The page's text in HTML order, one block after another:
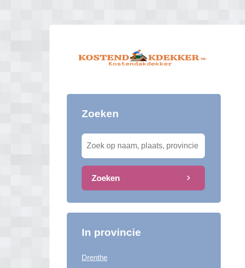
Zoeken
Zoeken
In provincie
Drenthe